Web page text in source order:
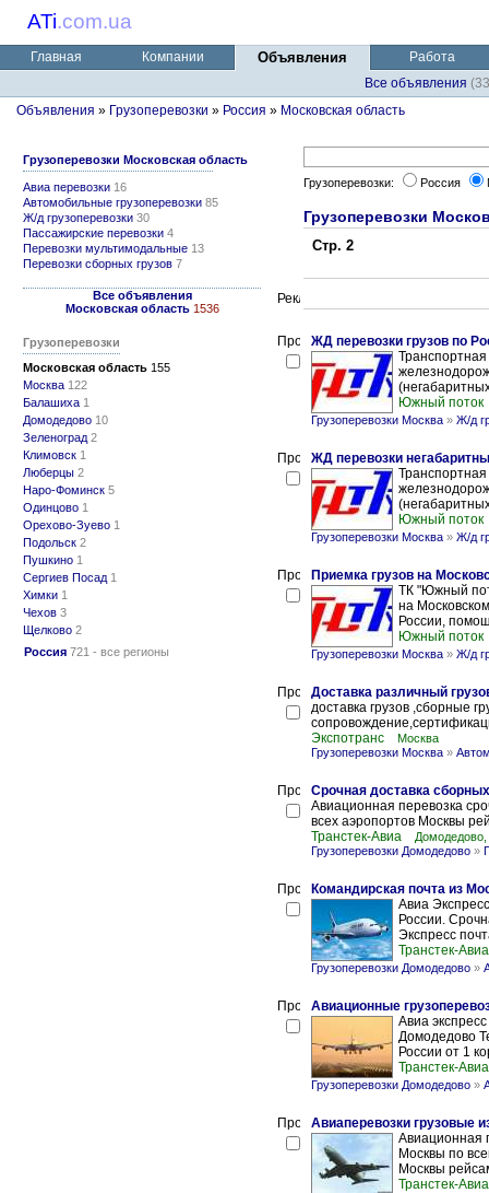
ATi.com.ua
Главная Компании Объявления
Работа
Все объявления
Объявления » Грузоперевозки » Россия » Московская область
Грузоперевозки Московская область
Авиа перевозки 16
Автомобильные грузоперевозки 85
Ж/д грузоперевозки 30
Пассажирские перевозки 4
Перевозки мультимодальные 13
Перевозки сборных грузов 7
Все объявления
Московская область 1536
Грузоперевозки
Московская область 155
Москва 122
Балашиха 1
Домодедово 10
Зеленоград 2
Климовск 1
Люберцы 2
Наро-Фоминск 5
Одинцово 1
Орехово-Зуево 1
Подольск 2
Пушкино 1
Сергиев Посад 1
Химки 1
Чехов 3
Щелково 2
Россия 721 - все регионы
Грузоперевозки: Россия
Грузоперевозки
Стр. 2
ЖД перевозки грузов по
Южный поток
Грузоперевозки Москва » Ж/д
ЖД перевозки
Южный поток
Грузоперевозки Москва » Ж/д
Приемка грузов на
ТК "Южный
на
России,
Южный поток
Грузоперевозки Москва » Ж/д
Доставка различный
доставка грузов ,сборные
Экспотранс
Москва
Грузоперевозки Москва »
Срочная доставка
Авиационная перевозка
всех аэропортов Москвы
Транстек-Авиа
Домодедово,
Грузоперевозки Домодедово »
Командирская почта из
Авиа
России.
Экспресс
Транстек-Авиа
Грузоперевозки Домодедово »
Авиационные
Авиа
Домодедово
России от 1
Транстек-Авиа
Грузоперевозки Домодедово »
Авиаперевозки грузовые
Авиационная
Москвы по
Москвы
Транстек-Авиа